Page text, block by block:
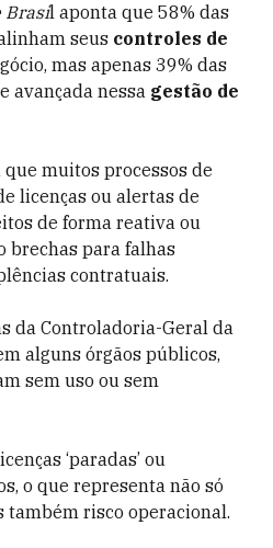
Brasil aponta que 58% das
seus controles de
mas apenas 39% das
avançada nessa gestão de
muitos processos de
licenças ou alertas de
de forma reativa ou
brechas para falhas
contratuais.
da Controladoria-Geral da
alguns órgãos públicos,
sem uso ou sem
‘paradas’ ou
o que representa não só
também risco operacional.